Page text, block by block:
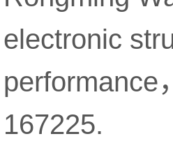
electronic
performance，
167225.